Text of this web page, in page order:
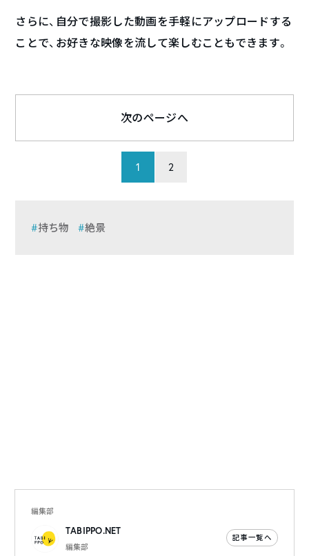
さらに、自分で撮影した動画を手軽にアップロードする
ことで、お好きな映像を流して楽しむこともできます。
1 2
次のページへ
持ち物 絶景
編集部
TABIPPO.NET
編集部
記事一覧へ